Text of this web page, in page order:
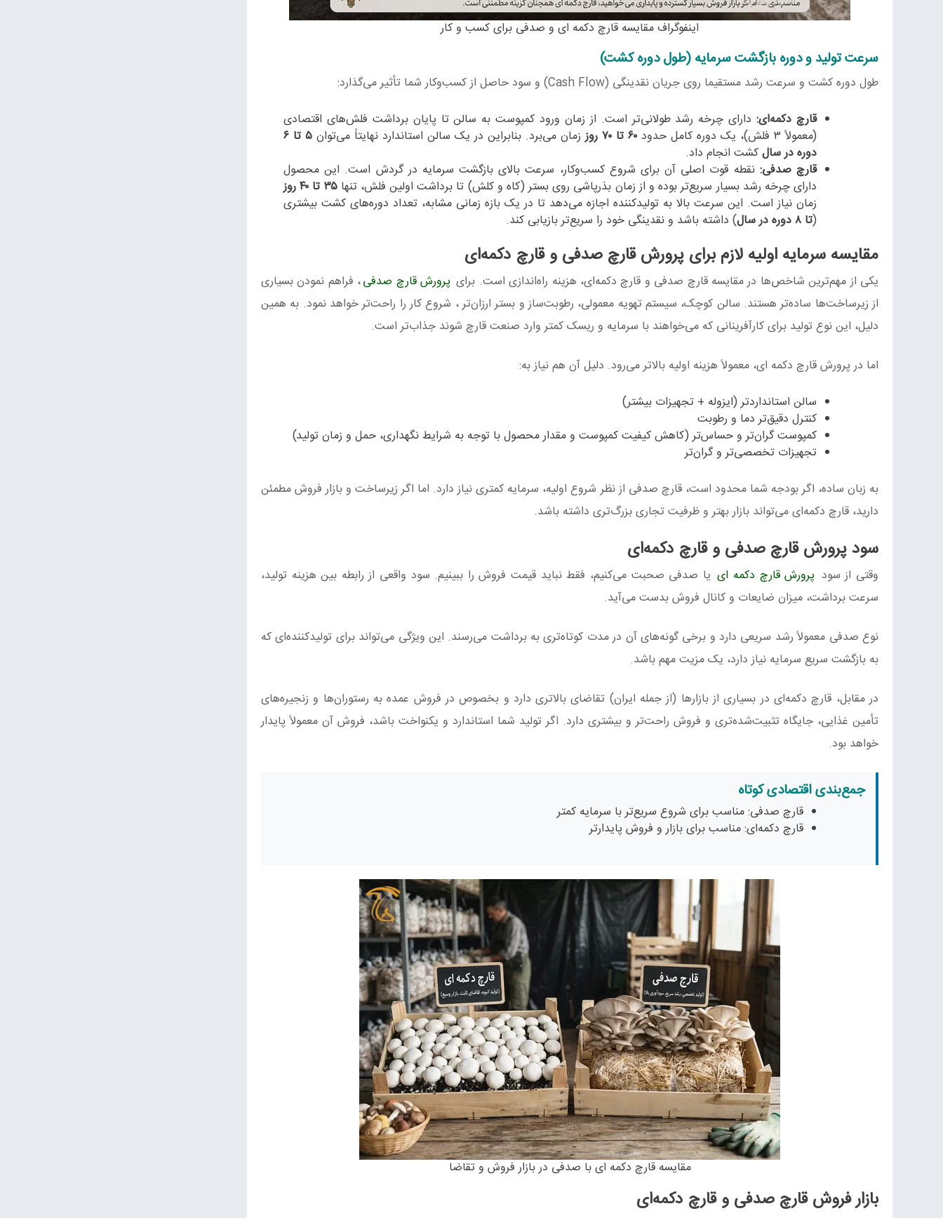
اینفوگراف مقایسه قارچ دکمه ای و صدفی برای کسب و کار
سرعت تولید و دوره بازگشت سرمایه (طول دوره کشت)
طول دوره کشت و سرعت رشد مستقیما روی جریان نقدینگی (Cash Flow) و سود حاصل از کسب‌وکار شما تأثیر می‌گذارد:
قارچ دکمه‌ای:دارای چرخه رشد طولانی‌تر است. از زمان ورود کمپوست به سالن تا پایان برداشت فلش‌های اقتصادی
(معمولاً ۳ فلش)، یک دوره کامل حدود
۶۰ تا ۷۰ روز زمان می‌برد. بنابراین در یک سالن استاندارد نهایتاً می‌توان
۵ تا ۶
دوره در سالکشت انجام داد.
قارچ صدفی: نقطه قوت اصلی آن برای شروع کسب‌وکار، سرعت بالای بازگشت سرمایه در گردش است. این محصول
دارای چرخه رشد بسیار سریع‌تر بوده و از زمان بذرپاشی روی بستر (کاه و کلش) تا برداشت اولین فلش، تنها۳۵ تا ۴۰ روز
زمان نیاز است. این سرعت بالا به تولیدکننده اجازه می‌دهد تا در یک بازه زمانی مشابه، تعداد دوره‌های کشت بیشتری
(تا ۸ دوره در سال ) داشته باشد و نقدینگی خود را سریع‌تر بازیابی کند.
مقایسه سرمایه اولیه لازم برای پرورش قارچ صدفی و قارچ دکمه‌ای
یکی از مهم‌ترین شاخص‌ها در مقایسه قارچ صدفی و قارچ دکمه‌ای، هزینه راه‌اندازی است. برای پرورش قارچ صدفی، فراهم نمودن بسیاری
از زیرساخت‌ها ساده‌تر هستند. سالن کوچک، سیستم تهویه معمولی، رطوبت‌ساز و بستر ارزان‌تر ، شروع کار را راحت‌تر خواهد نمود. به همین
دلیل، این نوع تولید برای کارآفرینانی که می‌خواهند با سرمایه و ریسک کمتر وارد صنعت قارچ شوند جذاب‌تر است.
اما در پرورش قارچ دکمه‌ ای، معمولاً هزینه اولیه بالاتر می‌رود. دلیل آن هم نیاز به:
سالن استانداردتر (ایزوله + تجهیزات بیشتر)
کنترل دقیق‌تر دما و رطوبت
کمپوست گران‌تر و حساس‌تر (کاهش کیفیت کمپوست و مقدار محصول با توجه به شرایط نگهداری، حمل و زمان تولید)
تجهیزات تخصصی‌تر و گران‌تر
به زبان ساده، اگر بودجه شما محدود است، قارچ صدفی از نظر شروع اولیه، سرمایه کمتری نیاز دارد. اما اگر زیرساخت و بازار فروش مطمئن
دارید، قارچ دکمه‌ای می‌تواند بازار بهتر و ظرفیت تجاری بزرگ‌تری داشته باشد.
سود پرورش قارچ صدفی و قارچ دکمه‌ای
وقتی از سود پرورش قارچ دکمه ای یا صدفی صحبت می‌کنیم، فقط نباید قیمت فروش را ببینیم. سود واقعی از رابطه بین هزینه تولید،
سرعت برداشت، میزان ضایعات و کانال فروش بدست می‌آید.
نوع صدفی معمولاً رشد سریعی دارد و برخی گونه‌های آن در مدت کوتاه‌تری به برداشت می‌رسند. این ویژگی می‌تواند برای تولیدکننده‌ای که
به بازگشت سریع سرمایه نیاز دارد، یک مزیت مهم باشد.
در مقابل، قارچ دکمه‌ای در بسیاری از بازارها (از جمله ایران) تقاضای بالاتری دارد و بخصوص در فروش عمده به رستوران‌ها و زنجیره‌های
تأمین غذایی، جایگاه تثبیت‌شده‌تری و فروش راحت‌تر و بیشتری دارد. اگر تولید شما استاندارد و یکنواخت باشد، فروش آن معمولاً پایدار
خواهد بود.
جمع‌بندی اقتصادی کوتاه
قارچ صدفی: مناسب برای شروع سریع‌تر با سرمایه کمتر
قارچ دکمه‌ای: مناسب برای بازار و فروش پایدارتر
مقایسه قارچ دکمه ای با صدفی در بازار فروش و تقاضا
بازار فروش قارچ صدفی و قارچ دکمه‌ای